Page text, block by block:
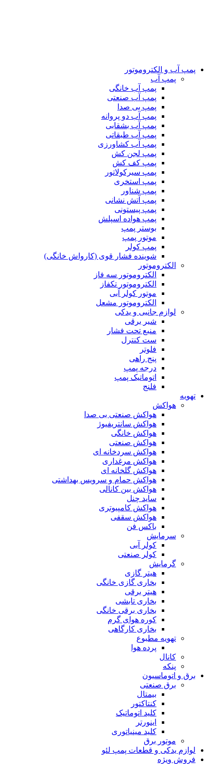
پمپ آب و الکتروموتور
پمپ آب
پمپ آب خانگی
پمپ آب صنعتی
پمپ بی صدا
پمپ آب دو پروانه
پمپ آب بشقابی
پمپ آب طبقاتی
پمپ آب کشاورزی
پمپ لجن کش
پمپ کف کش
پمپ سیرکولاتور
پمپ استخری
پمپ شناور
پمپ آتش نشانی
پمپ پیستونی
پمپ هواده اسپلش
بوستر پمپ
موتور پمپ
پمپ کولر
شوینده فشار قوی (کارواش خانگی)
الکتروموتور
الکتروموتور سه فاز
الکتروموتور تکفاز
موتور کولر آبی
الکتروموتور مشعل
لوازم جانبی و یدکی
شیر برقی
منبع تحت فشار
ست کنترل
فلوتر
پنج راهی
درجه پمپ
اتوماتیک پمپ
فلنج
تهویه
هواکش
هواکش صنعتی بی صدا
هواکش سانتریفیوژ
هواکش خانگی
هواکش صنعتی
هواکش سردخانه ای
هواکش مرغداری
هواکش گلخانه ای
هواکش حمام و سرویس بهداشتی
هواکش بین کانالی
ساید چنل
هواکش کامپیوتری
هواکش سقفی
باکس فن
سرمایش
کولر آبی
کولر صنعتی
گرمایش
هیتر گازی
بخاری گازی خانگی
هیتر برقی
بخاری تابشی
بخاری برقی خانگی
کوره هوای گرم
بخاری کارگاهی
تهویه مطبوع
پرده هوا
کانال
پنکه
برق و اتوماسیون
برق صنعتی
بیمتال
کنتاکتور
کلید اتوماتیک
اینورتر
کلید مینیاتوری
موتور برق
لوازم یدکی و قطعات پمپ لئو
فروش ویژه